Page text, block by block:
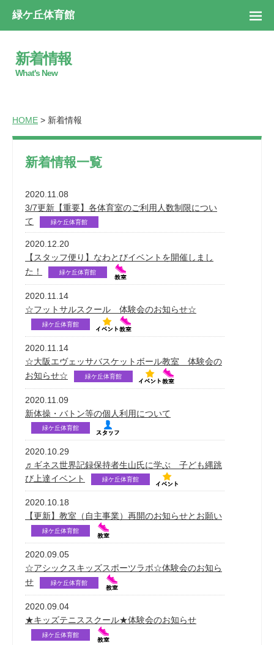
緑ケ丘体育館
新着情報
What's New
HOME > 新着情報
新着情報一覧
2020.11.08
3/7更新【重要】各体育室のご利用人数制限につい
て
緑ケ丘体育館
2020.12.20
【スタッフ便り】なわとびイベントを開催しまし
た！
緑ケ丘体育館
2020.11.14
☆フットサルスクール 体験会のお知らせ☆
緑ケ丘体育館
2020.11.14
☆大阪エヴェッサバスケットボール教室 体験会の
お知らせ☆
緑ケ丘体育館
2020.11.09
新体操・バトン等の個人利用について
緑ケ丘体育館
2020.10.29
♬ギネス世界記録保持者生山氏に学ぶ 子ども縄跳
び上達イベント
緑ケ丘体育館
2020.10.18
【更新】教室（自主事業）再開のお知らせとお願い
緑ケ丘体育館
2020.09.05
☆アシックスキッズスポーツラボ☆体験会のお知ら
せ
緑ケ丘体育館
2020.09.04
★キッズテニススクール★体験会のお知らせ
緑ケ丘体育館